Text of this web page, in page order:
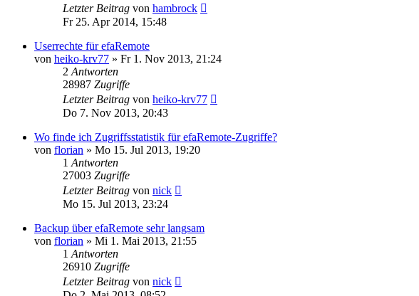
Letzter Beitrag von hambrock
Fr 25. Apr 2014, 15:48
Userrechte für efaRemote
von heiko-krv77 » Fr 1. Nov 2013, 21:24
2 Antworten
28987 Zugriffe
Letzter Beitrag von heiko-krv77
Do 7. Nov 2013, 20:43
Wo finde ich Zugriffsstatistik für efaRemote-Zugriffe?
von florian » Mo 15. Jul 2013, 19:20
1 Antworten
27003 Zugriffe
Letzter Beitrag von nick
Mo 15. Jul 2013, 23:24
Backup über efaRemote sehr langsam
von florian » Mi 1. Mai 2013, 21:55
1 Antworten
26910 Zugriffe
Letzter Beitrag von nick